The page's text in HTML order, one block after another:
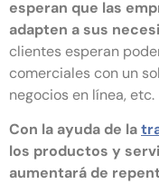
esperan que las
adapten a sus
clientes esperan
comerciales con un
negocios en línea, etc.
Con la ayuda de la
los productos y
aumentará de